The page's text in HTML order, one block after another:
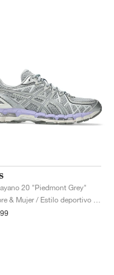
20 "Piedmont Grey"